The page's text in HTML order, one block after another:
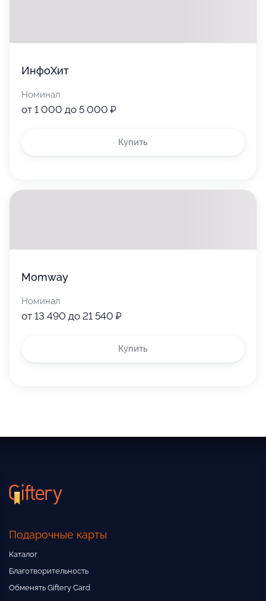
ИнфоХит
Номинал
от 1 000 до 5 000 ₽
Купить
Momway
Номинал
от 13 490 до 21 540 ₽
Купить
Подарочные карты
Каталог
Благотворительность
Обменять Giftery Card